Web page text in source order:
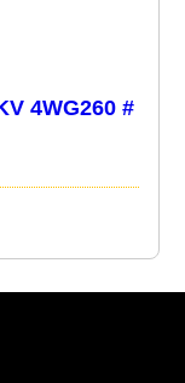
4WG260 #